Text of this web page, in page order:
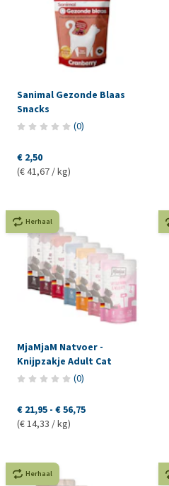
Sanimal Gezonde Blaas
Snacks
(0)
€ 2,50
(€ 41,67 / kg)
Herhaal
MjaMjaM Natvoer -
Knijpzakje Adult Cat
(0)
€ 21,95 - € 56,75
(€ 14,33 / kg)
Herhaal